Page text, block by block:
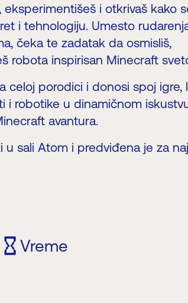
eksperimentišeš i otkrivaš kako
i tehnologiju. Umesto
čeka te zadatak da osmisliš,
robota inspirisan Minecraft
celoj porodici i donosi spoj igre,
i robotike u dinamičnom
avantura.
u sali Atom i predviđena je za
Vreme